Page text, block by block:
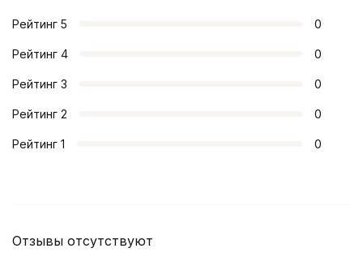
Рейтинг 5 0
Рейтинг 4 0
Рейтинг 3 0
Рейтинг 2 0
Рейтинг 1 0
Отзывы отсутствуют